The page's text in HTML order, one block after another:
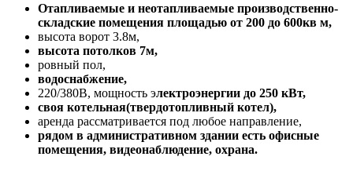
Отапливаемые и неотапливаемые производственно-
складские помещения площадью от 200 до 600кв м,
высота ворот 3.8м,
высота потолков 7м,
ровный пол,
водоснабжение,
220/380В, мощность электроэнергии до 250 кВт,
своя котельная(твердотопливный котел),
аренда рассматривается под любое направление,
рядом в административном здании есть офисные
помещения, видеонаблюдение, охрана.